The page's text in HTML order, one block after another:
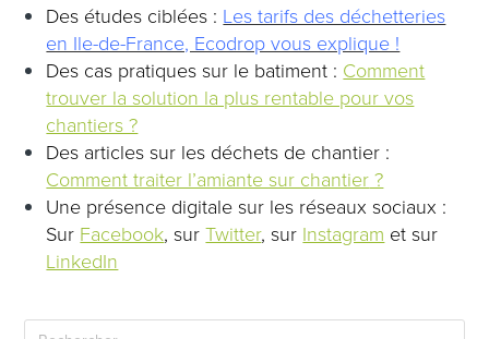
Des études ciblées : Les tarifs des déchetteries
en Ile-de-France, Ecodrop vous explique !
Des cas pratiques sur le batiment : Comment
trouver la solution la plus rentable pour vos
chantiers ?
Des articles sur les déchets de chantier :
Comment traiter l’amiante sur chantier?
Une présence digitale sur les réseaux sociaux :
Sur Facebook, surTwitter, sur Instagram et sur
LinkedIn